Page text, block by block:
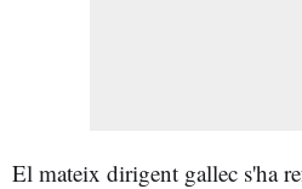
El mateix dirigent gallec s'ha